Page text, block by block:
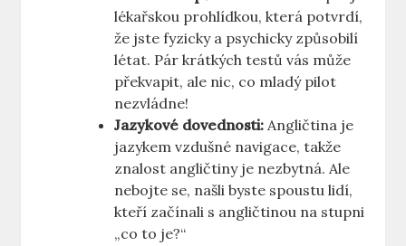
lékařskou prohlídkou, která potvrdí,
že ⁤jste fyzicky a psychicky způsobilí
létat.⁣ Pár krátkých testů vás může⁤
překvapit, ale nic, co mladý pilot
nezvládne!
Jazykové dovednosti: Angličtina je
jazykem vzdušné navigace, ⁤takže
znalost angličtiny ⁤je nezbytná. Ale
nebojte ⁣se,‍ našli byste spoustu⁣ lidí,
‌kteří začínali s‌ angličtinou na⁤ stupni
„co to je?“